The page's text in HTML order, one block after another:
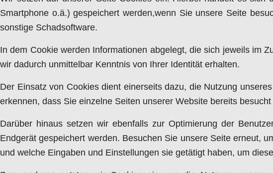
Smartphone o.ä.) gespeichert werden,wenn Sie unsere Seite
sonstige Schadsoftware.
In dem Cookie werden Informationen abgelegt, die sich jeweils im
wir dadurch unmittelbar Kenntnis von Ihrer Identität erhalten.
Der Einsatz von Cookies dient einerseits dazu, die Nutzung
erkennen, dass Sie einzelne Seiten unserer Website bereits
Darüber hinaus setzen wir ebenfalls zur Optimierung der
Endgerät gespeichert werden. Besuchen Sie unsere Seite erneut,
und welche Eingaben und Einstellungen sie getätigt haben, um